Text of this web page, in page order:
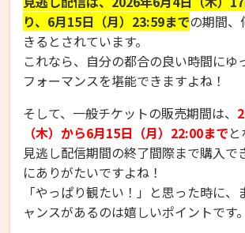
り、6月15日（月）23:59までの期間、
きるとされています。
これなら、自分の都合の良い時間にゆ
フォーマンスを堪能できますよね！
そして、一般チケットの販売期間は、
（木）から6月15日（月）22:00まで
見逃し配信期間の終了間際まで購入で
にありがたいですよね！
「やっぱり観たい！」と思った時に、
ャンスがあるのは嬉しいポイントです。